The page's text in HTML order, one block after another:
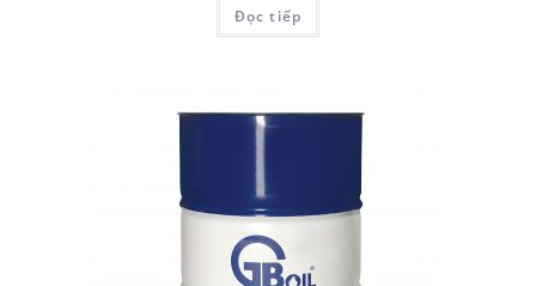
Đọc tiếp